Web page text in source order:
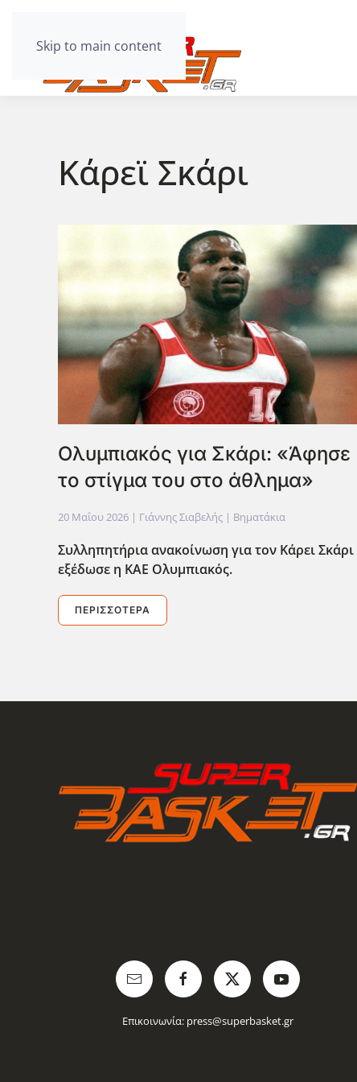
Skip to main content
Κάρεϊ Σκάρι
Ολυμπιακός για Σκάρι: «Άφησε
το στίγμα του στο άθλημα»
20 Μαΐου 2026 | Γιάννης Σιαβελής | Βηματάκια
Συλληπητήρια ανακοίνωση για τον Κάρει Σκάρι
εξέδωσε η ΚΑΕ Ολυμπιακός.
ΠΕΡΙΣΣΌΤΕΡΑ
Επικοινωνία: press@superbasket.gr